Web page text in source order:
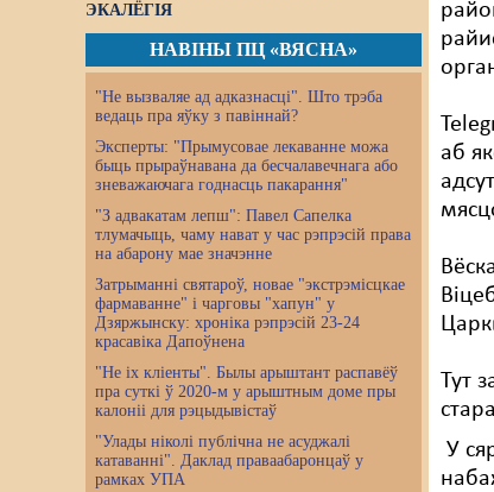
ЭКАЛЁГІЯ
НАВІНЫ ПЦ «ВЯСНА»
"Не вызваляе ад адказнасці". Што трэба
ведаць пра яўку з павіннай?
Эксперты: "Прымусовае лекаванне можа
быць прыраўнавана да бесчалавечнага або
зневажаючага годнасць пакарання"
"З адвакатам лепш": Павел Сапелка
тлумачыць, чаму нават у час рэпрэсій права
на абарону мае значэнне
Затрыманні святароў, новае "экстрэмісцкае
фармаванне" і чарговы "хапун" у
Дзяржынску: хроніка рэпрэсій 23-24
красавіка Дапоўнена
"Не іх кліенты". Былы арыштант распавёў
пра суткі ў 2020-м у арыштным доме пры
калоніі для рэцыдывістаў
"Улады ніколі публічна не асуджалі
катаванні". Даклад праваабаронцаў у
рамках УПА
аб
Тут
У